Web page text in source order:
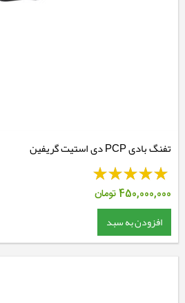
تفنگ بادی PCP دی استیت گریفین
450,000,000تومان
افزودن به سبد